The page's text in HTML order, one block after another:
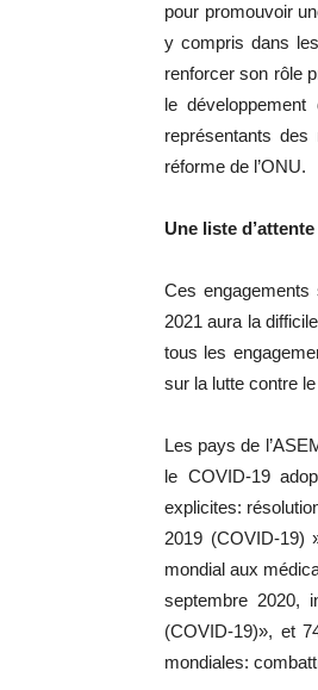
pour promouvoir
y compris dans
renforcer son rôle
le
représentants
réforme de l’ONU.
Une liste d’attente
Ces engagements
2021 aura la
tous les
sur la lutte contre
Les pays de
le COVID-19
explicites:
2019 (COVID-19)
mondial aux
septembre 2020,
(COVID-19)», et
mondiales: